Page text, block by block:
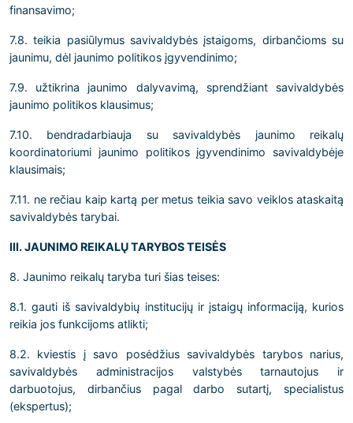
finansavimo;
7.8. teikia pasiūlymus savivaldybės įstaigoms, dirbančioms su
jaunimu, dėl jaunimo politikos įgyvendinimo;
7.9. užtikrina jaunimo dalyvavimą, sprendžiant savivaldybės
jaunimo politikos klausimus;
7.10. bendradarbiauja su savivaldybės jaunimo reikalų
koordinatoriumi jaunimo politikos įgyvendinimo savivaldybėje
klausimais;
7.11. ne rečiau kaip kartą per metus teikia savo veiklos ataskaitą
savivaldybės tarybai.
III. JAUNIMO REIKALŲ TARYBOS TEISĖS
8. Jaunimo reikalų taryba turi šias teises:
8.1. gauti iš savivaldybių institucijų ir įstaigų informaciją, kurios
reikia jos funkcijoms atlikti;
8.2. kviestis į savo posėdžius savivaldybės tarybos narius,
savivaldybės administracijos valstybės tarnautojus ir
darbuotojus, dirbančius pagal darbo sutartį, specialistus
(ekspertus);